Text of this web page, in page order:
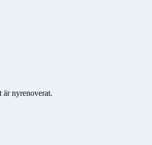
är nyrenoverat.